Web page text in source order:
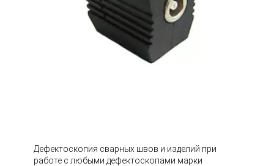
Дефектоскопия сварных швов и изделий при
работе с любыми дефектоскопами марки